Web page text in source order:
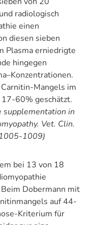
radiologisch
einen
diesen sieben
Plasma erniedrigte
hingegen
Mangels im
60% geschätzt.
supplementation in
Vet. Clin.
1009)
bei 13 von 18
Dobermann mit
auf 44-
Kriterium für